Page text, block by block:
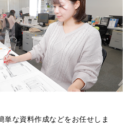
単な資料作成などをお任せしま